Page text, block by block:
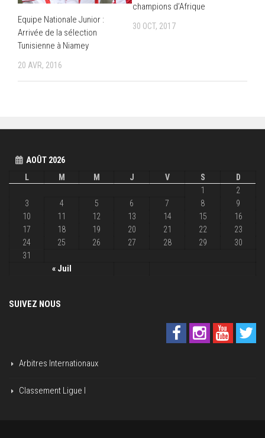
Equipe Nationale Junior :
Arrivée de la sélection
Tunisienne à Niamey
20 AVR, 2016
champions d’Afrique
30 OCT, 2017
AOÛT 2026
L
M M J V S D
« Juil
1
2
3
4 5 6 7 8
9
10
11 12 13 14 15
16
17
18 19 20 21 22
23
24
25 26 27 28 29
30
31
SUIVEZ NOUS
Arbitres Internationaux
Classement Ligue I